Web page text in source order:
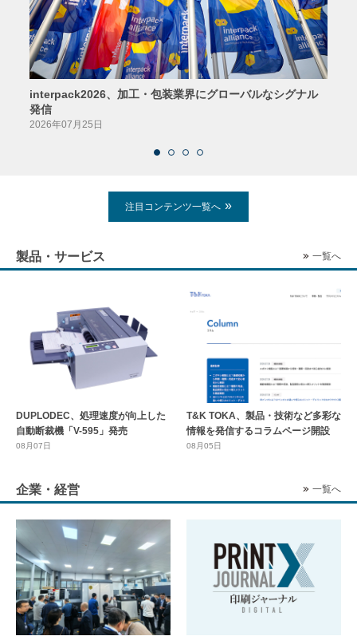
interpack2026、加工・包装業界にグローバルなシグナル
発信
2026年07月25日
注目コンテンツ一覧へ
製品・サービス 一覧へ
DUPLODEC、処理速度が向上した
自動断裁機「V-595」発売
08月07日
T&K TOKA、製品・技術など多彩な
情報を発信するコラムページ開設
08月05日
企業・経営 一覧へ